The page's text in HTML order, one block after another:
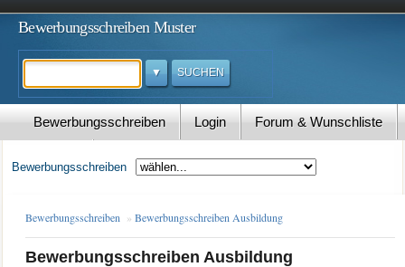
Bewerbungsschreiben Muster
Suchen
Bewerbungsschreiben Login Forum & Wunschliste
Bewerbungsschreiben
Bewerbungsschreiben »Bewerbungsschreiben Ausbildung
Bewerbungsschreiben Ausbildung